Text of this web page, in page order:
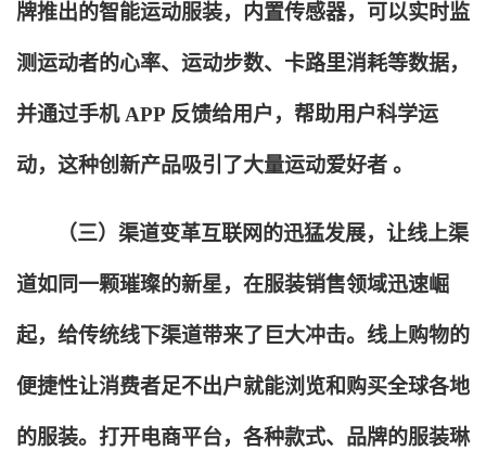
牌推出的智能运动服装，内置传感器，可以实时监
测运动者的心率、运动步数、卡路里消耗等数据，
并通过手机 APP 反馈给用户，帮助用户科学运
动，这种创新产品吸引了大量运动爱好者 。
（三）渠道变革互联网的迅猛发展，让线上渠
道如同一颗璀璨的新星，在服装销售领域迅速崛
起，给传统线下渠道带来了巨大冲击。线上购物的
便捷性让消费者足不出户就能浏览和购买全球各地
的服装。打开电商平台，各种款式、品牌的服装琳